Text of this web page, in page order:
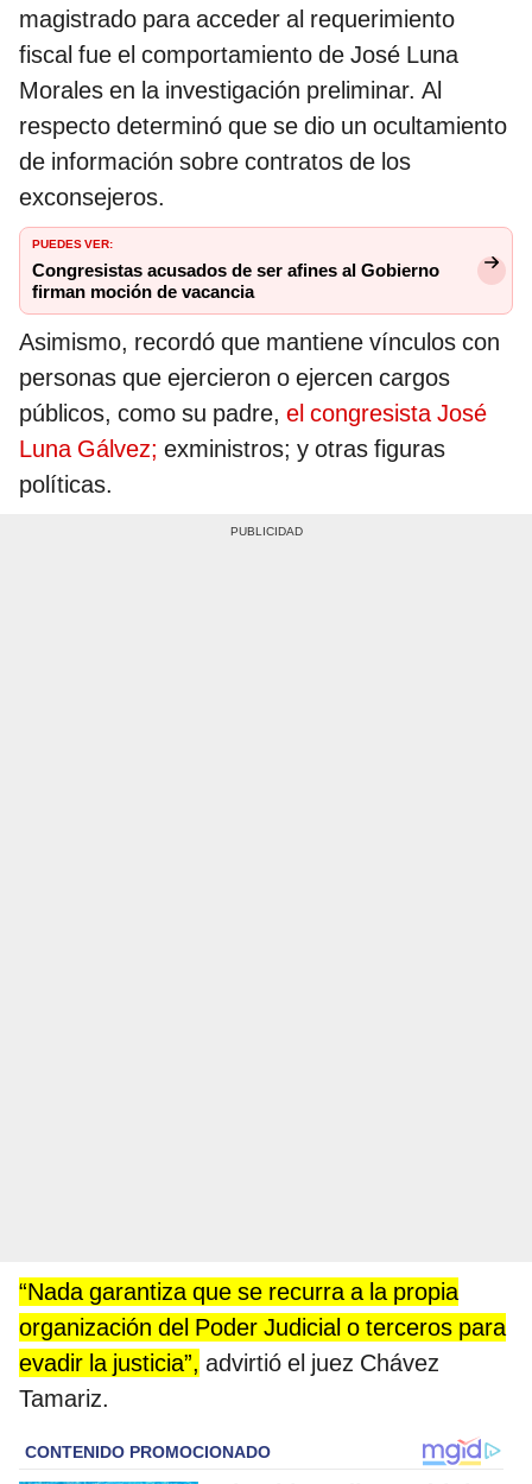
magistrado para acceder al requerimiento
fiscal fue el comportamiento de José Luna
Morales en la investigación preliminar. Al
respecto determinó que se dio un ocultamiento
de información sobre contratos de los
exconsejeros.
PUEDES VER:
Congresistas acusados de ser afines al Gobierno
firman moción de vacancia
Asimismo, recordó que mantiene vínculos con
personas que ejercieron o ejercen cargos
públicos, como su padre, el congresista José
Luna Gálvez; exministros; y otras figuras
políticas.
“Nada garantiza que se recurra a la propia
organización del Poder Judicial o terceros para
evadir la justicia”, advirtió el juez Chávez
Tamariz.